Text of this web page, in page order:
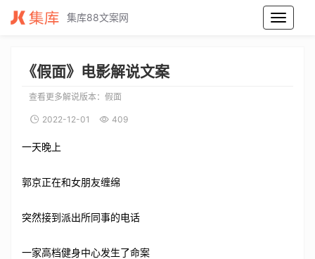
假面电影解说文案_假面电影解说词_假面电影解说稿
集库88文案网
《假面》电影解说文案
查看更多解说版本： 假面
2022-12-01 409
一天晚上
郭京正在和女朋友缠绵
突然接到派出所同事的电话
一家高档健身中心发生了命案